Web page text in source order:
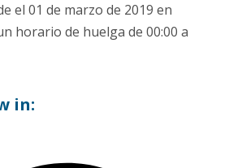
el 01 de marzo de 2019 en
horario de huelga de 00:00 a
in: